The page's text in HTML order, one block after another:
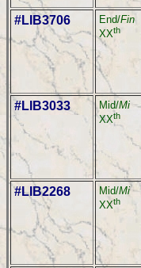
#LIB3706 End/Fin
XXth
#LIB3033 Mid/Mi
XXth
#LIB2268 Mid/Mi
XXth